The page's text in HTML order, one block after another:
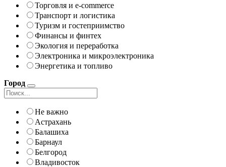
Торговля и e-commerce
Транспорт и логистика
Туризм и гостеприимство
Финансы и финтех
Экология и переработка
Электроника и микроэлектроника
Энергетика и топливо
Город
Не важно
Астрахань
Балашиха
Барнаул
Белгород
Владивосток